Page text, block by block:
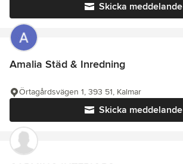
Skicka meddelande
Amalia Städ & Inredning
Skicka meddelande
Örtagårdsvägen 1, 393 51, Kalmar